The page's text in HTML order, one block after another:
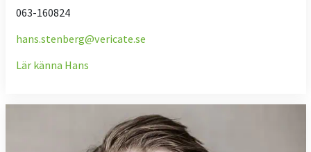
063-160824
hans.stenberg@vericate.se
Lär känna Hans